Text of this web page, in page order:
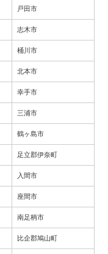
戸田市
志木市
桶川市
北本市
幸手市
三浦市
鶴ヶ島市
足立郡伊奈町
入間市
座間市
南足柄市
比企郡鳩山町